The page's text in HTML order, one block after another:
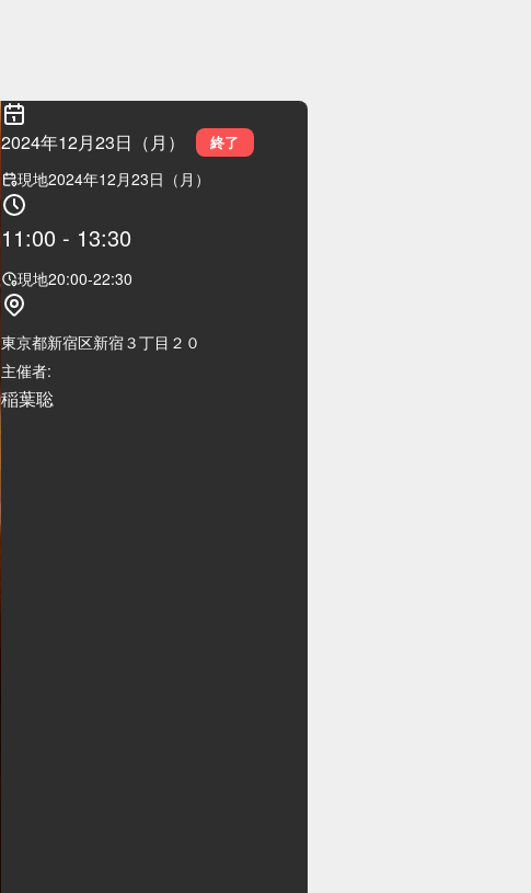
2024年12月23日（月） 終了
現地2024年12月23日（月）
11:00 - 13:30
現地20:00-22:30
東京都新宿区新宿３丁目２０
主催者:
稲葉聡